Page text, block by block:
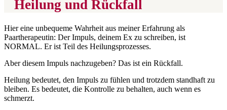
Heilung und Rückfall
Hier eine unbequeme Wahrheit aus meiner Erfahrung als
Paartherapeutin: Der Impuls, deinem Ex zu schreiben, ist
NORMAL. Er ist Teil des Heilungsprozesses.
Aber diesem Impuls nachzugeben? Das ist ein Rückfall.
Heilung bedeutet, den Impuls zu fühlen und trotzdem standhaft zu
bleiben. Es bedeutet, die Kontrolle zu behalten, auch wenn es
schmerzt.